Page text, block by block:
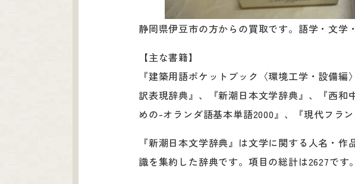
静岡県伊豆市の方からの買取です。語学・文学
【主な書籍】
『建築用語ポケットブック〈環境工学・設備
訳表現辞典』、『新潮日本文学辞典』、『西
めの-オランダ語基本単語2000』、『現代フラ
『新潮日本文学辞典』は文学に関する人名・
識を集約した辞典です。項目の総計は2627です。